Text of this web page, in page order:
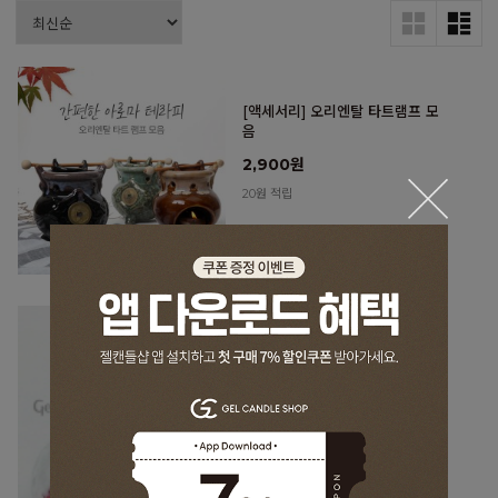
[액세서리] 오리엔탈 타트램프 모
음
2,900원
20원 적립
[도구] 뚜껑 부착형 깔때기
1,200원
10원 적립